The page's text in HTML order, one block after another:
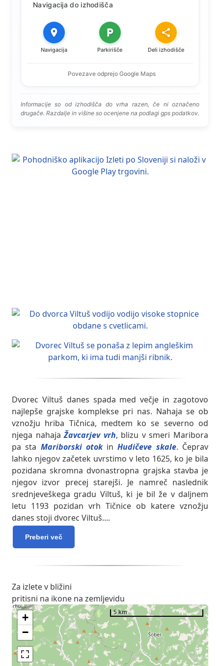
Navigacija do izhodišča
Navigacija Parkirišče Deli izhodišče
Povezave odprejo Google Maps
Informacije so od izhodišča do vrha razen, če ni označeno
drugače. Razdalje in višine so ocenjene na podlagi gps podatkov.
Dvorec Viltuš danes spada med večje in zagotovo
najlepše grajske komplekse pri nas. Nahaja se ob
vznožju hriba Tičnica, medtem ko se severno od
njega nahajaŽavcarjev vrh, blizu v smeri Maribora
pa sta Mariborski otokinHudičeve skale. Čeprav
lahko njegov začetek uvrstimo v leto 1625, ko je bila
pozidana skromna dvonastropna grajska stavba je
njegov izvor precej starejši. Je namreč naslednik
srednjeveškega gradu Viltuš, ki je bil že v daljnem
letu 1193 pozidan vrh Tičnice ob katere vznožju
danes stoji dvorec Viltuš....
Preberi več
Za izlete v bližini
pritisni na ikone na zemljevidu
+
−
5 km